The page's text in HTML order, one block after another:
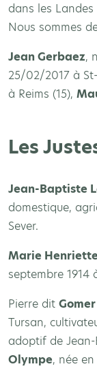
dans les
Nous sommes
Jean Gerbaez,
25/02/2017 à
à Reims (15),
Les
Jean-Baptiste
domestique,
Sever.
Marie
septembre
Pierre dit
Tursan,
adoptif de
Olympe, née